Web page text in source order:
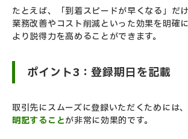
たとえば、「到着スピードが早くなる」だ
業務改善やコスト削減といった効果を明確に
より説得力を高めることができます。
ポイント3：登録期日を記載
取引先にスムーズに登録いただくためには、
明記することが非常に効果的です。